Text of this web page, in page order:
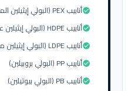
أنابيب PEX (البولي إيثيلين المتشابك)check_circle
أنابيب HDPE (البولي إيثيلين عالي الكثافة)check_circle
أنابيب LDPE (البولي إيثيلين منخفض الكثافة)check_circle
أنابيب PP (البولي بروبيلين)check_circle
أنابيب PB (البولي بيوتيلين)check_circle